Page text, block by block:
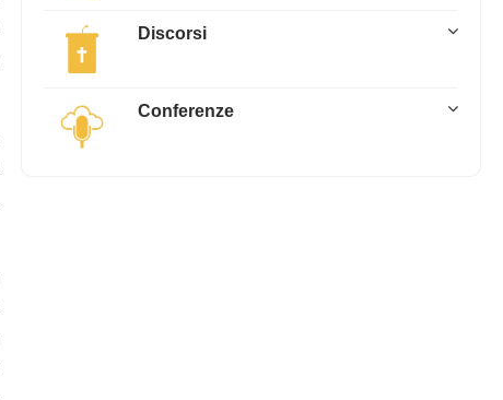
Discorsi
Conferenze